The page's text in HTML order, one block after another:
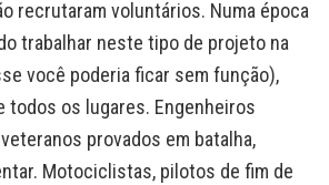
recrutaram voluntários. Numa época
trabalhar neste tipo de projeto na
você poderia ficar sem função),
todos os lugares. Engenheiros
provados em batalha,
Motociclistas, pilotos de fim de